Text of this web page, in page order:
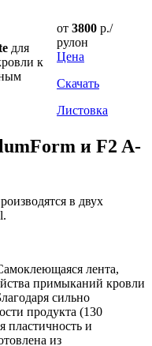
для
к
от 3800 р./
рулон
Цена
Скачать
Листовка
и F2 A-
в двух
лента,
примыканий кровли
сильно
продукта (130
пластичность и
из